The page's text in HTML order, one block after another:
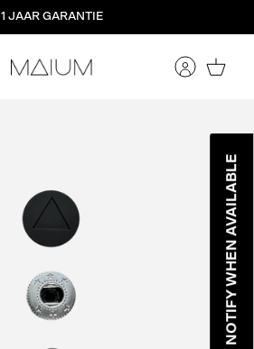
1 JAAR GARANTIE
NOTIFY WHEN AVAILABLE